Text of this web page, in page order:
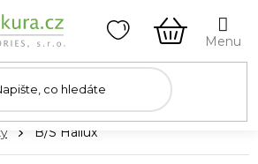
NÁKUPNÍ
KOŠÍK
B/S Hallux